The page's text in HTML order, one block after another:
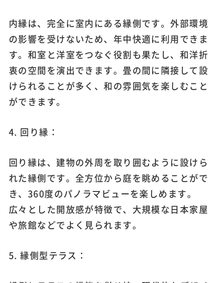
内縁は、完全に室内にある縁側です。外部環境
の影響を受けないため、年中快適に利用できま
す。和室と洋室をつなぐ役割も果たし、和洋折
衷の空間を演出できます。畳の間に隣接して設
けられることが多く、和の雰囲気を楽しむこと
ができます。
4. 回り縁：
回り縁は、建物の外周を取り囲むように設けら
れた縁側です。全方位から庭を眺めることがで
き、360度のパノラマビューを楽しめます。
広々とした開放感が特徴で、大規模な日本家屋
や旅館などでよく見られます。
5. 縁側型テラス：